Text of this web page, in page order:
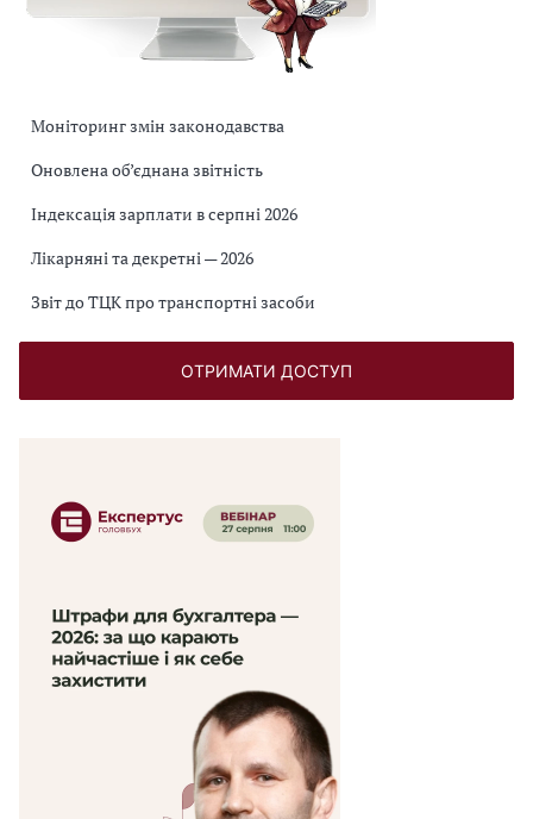
Моніторинг змін законодавства
Оновлена об’єднана звітність
Індексація зарплати в серпні 2026
Лікарняні та декретні — 2026
Звіт до ТЦК про транспортні засоби
ОТРИМАТИ ДОСТУП